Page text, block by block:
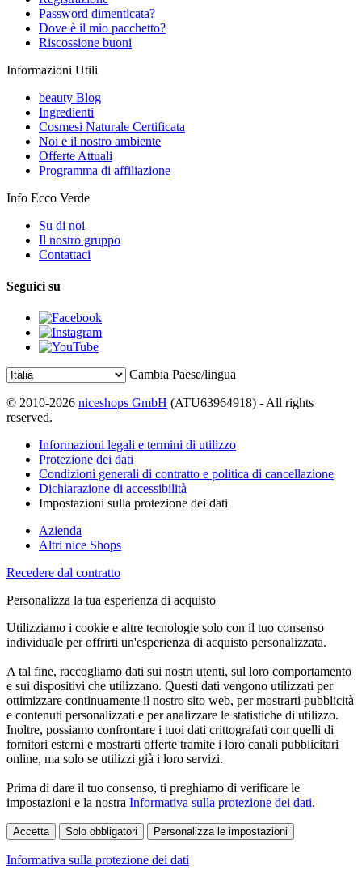
Password dimenticata?
Dove è il mio pacchetto?
Riscossione buoni
Informazioni Utili
beauty Blog
Ingredienti
Cosmesi Naturale Certificata
Noi e il nostro ambiente
Offerte Attuali
Programma di affiliazione
Info Ecco Verde
Su di noi
Il nostro gruppo
Contattaci
Seguici su
Cambia Paese/lingua
© 2010-2026 niceshops GmbH (ATU63964918) - All rights
reserved.
Informazioni legali e termini di utilizzo
Protezione dei dati
Condizioni generali di contratto e politica di cancellazione
Dichiarazione di accessibilità
Impostazioni sulla protezione dei dati
Azienda
Altri nice Shops
Recedere dal contratto
Personalizza la tua esperienza di acquisto
Utilizziamo i cookie e altre tecnologie solo con il tuo consenso
individuale per offrirti un'esperienza di acquisto personalizzata.
A tal fine, raccogliamo dati sui nostri utenti, sul loro comportamento
e sui dispositivi che utilizzano. Questi dati vengono utilizzati per
ottimizzare continuamente il nostro sito web, per mostrarti pubblicità
e contenuti personalizzati e per analizzare le statistiche di utilizzo.
Inoltre, possiamo confrontare i tuoi dati crittografati con quelli di
fornitori esterni e mostrarti offerte tramite i loro canali pubblicitari
online, ma solo se utilizzi già i loro servizi.
Prima di dare il tuo consenso, ti preghiamo di verificare le
impostazioni e la nostra Informativa sulla protezione dei dati.
Accetta Solo obbligatori Personalizza le impostazioni
Informativa sulla protezione dei dati